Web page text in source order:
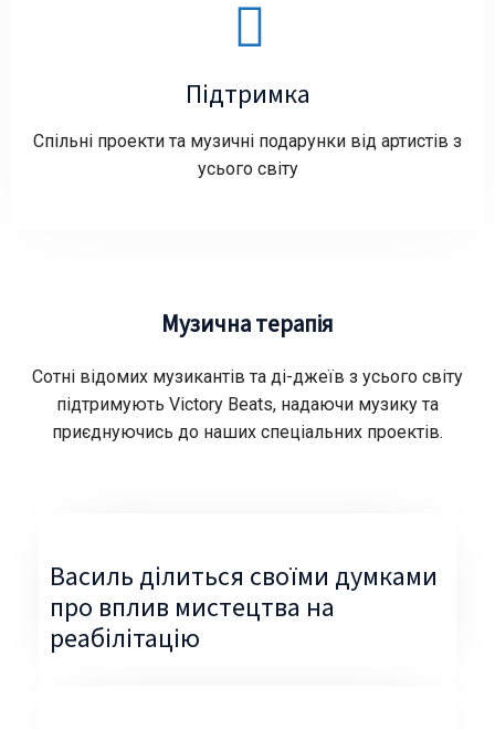
Підтримка
Cпільні проекти та музичні подарунки від артистів з
усього світу
Музична терапія
Сотні відомих музикантів та ді-джеїв з усього світу
підтримують Victory Beats, надаючи музику та
приєднуючись до наших спеціальних проектів.
Василь ділиться своїми думками
про вплив мистецтва на
реабілітацію